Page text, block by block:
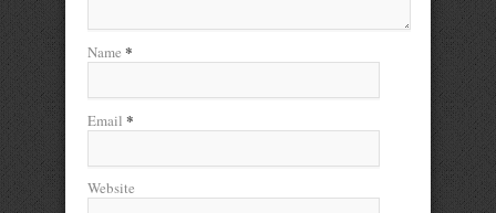
Name *
Email *
Website